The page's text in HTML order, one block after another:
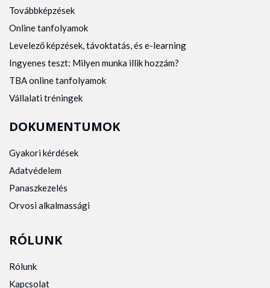
Továbbképzések
Online tanfolyamok
Levelező képzések, távoktatás, és e-learning
Ingyenes teszt: Milyen munka illik hozzám?
TBA online tanfolyamok
Vállalati tréningek
DOKUMENTUMOK
Gyakori kérdések
Adatvédelem
Panaszkezelés
Orvosi alkalmassági
RÓLUNK
Rólunk
Kapcsolat